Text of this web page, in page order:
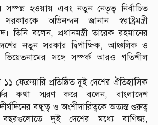
সম্পন্ন হওয়ায় এবং নতুন নেতৃত্ব নির্বাচিত
অভিনন্দন জানান স্বরাষ্ট্রমন্ত্রী
তিনি বলেন, প্রধানমন্ত্রী তারেক রহমানের
নতুন সরকার দ্বিপাক্ষিক, আঞ্চলিক ও
ভিয়েতনামের সঙ্গে সম্পর্ক আরও গতিশীল
ফেব্রুয়ারি প্রতিষ্ঠিত দুই দেশের ঐতিহাসিক
কথা স্মরণ করে বলেন, বাংলাদেশ
বন্ধুত্ব ও অংশীদারিত্বকে অত্যন্ত গুরুত্ব
বছরগুলোতে দুই দেশের মধ্যে বাণিজ্য,